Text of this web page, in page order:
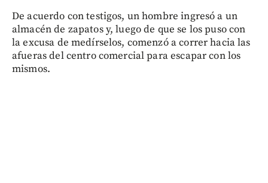
De acuerdo con testigos, un hombre ingresó a un
almacén de zapatos y, luego de que se los puso con
la excusa de medírselos, comenzó a correr hacia las
afueras del centro comercial para escapar con los
mismos.